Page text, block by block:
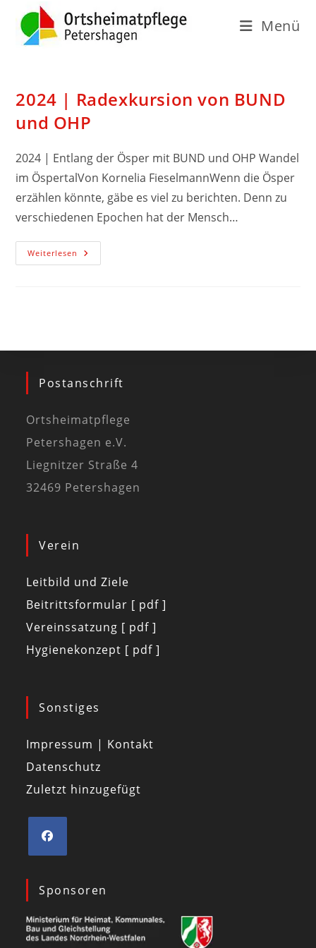
Menü
2024 | Radexkursion von BUND
und OHP
2024 | Entlang der Ösper mit BUND und OHP Wandel
im ÖspertalVon Kornelia FieselmannWenn die Ösper
erzählen könnte, gäbe es viel zu berichten. Denn zu
verschiedenen Epochen hat der Mensch…
Weiterlesen
Postanschrift
Ortsheimatpflege
Petershagen e.V.
Liegnitzer Straße 4
32469 Petershagen
Verein
Leitbild und Ziele
Beitrittsformular [ pdf ]
Vereinssatzung [ pdf ]
Hygienekonzept [ pdf ]
Sonstiges
Impressum | Kontakt
Datenschutz
Zuletzt hinzugefügt
Sponsoren